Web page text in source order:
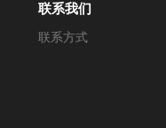
联系我们
联系方式